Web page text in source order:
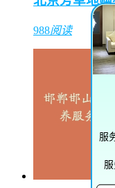
988阅读
服
服